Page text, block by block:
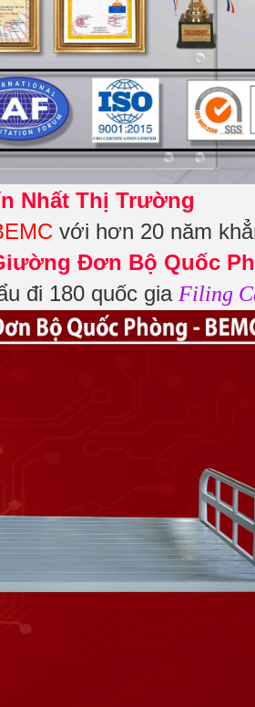
Nhất Thị Trường
với hơn 20 năm
Đơn Bộ Quốc
đi 180 quốc gia Filing